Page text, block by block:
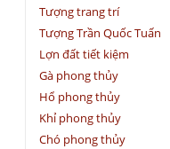
Tượng trang trí
Tượng Trần Quốc Tuấn
Lợn đất tiết kiệm
Gà phong thủy
Hổ phong thủy
Khỉ phong thủy
Chó phong thủy